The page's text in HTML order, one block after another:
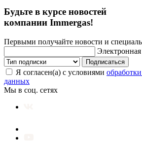
Будьте в курсе новостей
компании Immergas!
Первыми получайте новости и
Электронная
Подписаться
Я согласен(а) с условиями
данных
Мы в соц. сетях